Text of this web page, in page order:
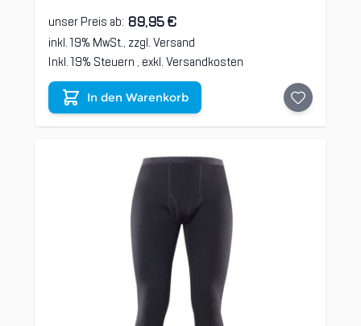
unser Preis ab: 89,95 €
inkl. 19% MwSt., zzgl.Versand
Inkl. 19% Steuern , exkl.Versandkosten
In den Warenkorb